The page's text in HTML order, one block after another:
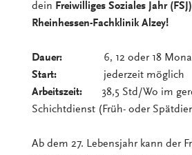
dein Freiwilliges Soziales Jahr (FSJ)
Rheinhessen-Fachklinik Alzey!
Dauer: 6, 12 oder 18
Start:
jederzeit möglich
Arbeitszeit: 38,5 Std/Wo im
Schichtdienst (Früh- oder
Ab dem 27. Lebensjahr kann der